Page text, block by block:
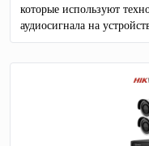
которые используют
аудиосигнала на
или через Интернет.